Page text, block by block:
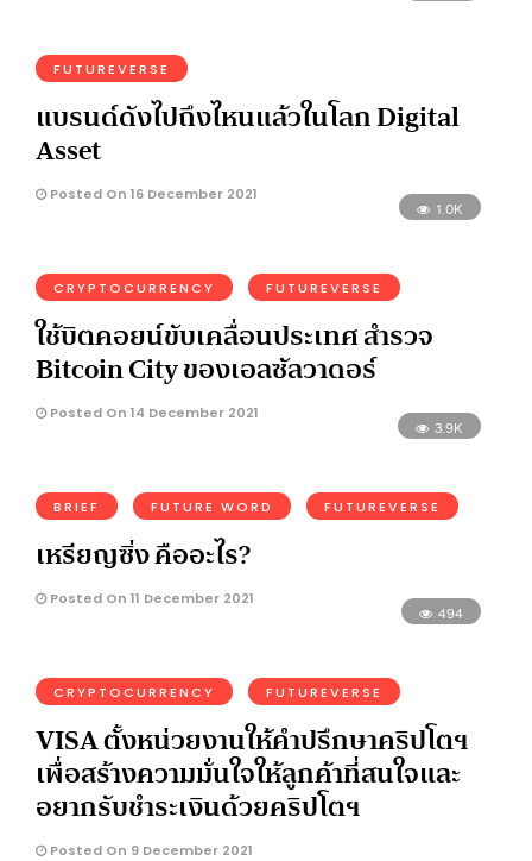
FUTUREVERSE
แบรนด์ดังไปถึงไหนแล้วในโลก Digital
Asset
Posted On 16 December 2021
1.0K
CRYPTOCURRENCY FUTUREVERSE
ใช้บิตคอยน์ขับเคลื่อนประเทศ สำรวจ
Bitcoin City ของเอลซัลวาดอร์
Posted On 14 December 2021
3.9K
BRIEF FUTURE WORD FUTUREVERSE
เหรียญซิ่ง คืออะไร?
Posted On 11 December 2021
494
CRYPTOCURRENCY FUTUREVERSE
VISA ตั้งหน่วยงานให้คำปรึกษาคริปโตฯ
เพื่อสร้างความมั่นใจให้ลูกค้าที่สนใจและ
อยากรับชำระเงินด้วยคริปโตฯ
Posted On 9 December 2021